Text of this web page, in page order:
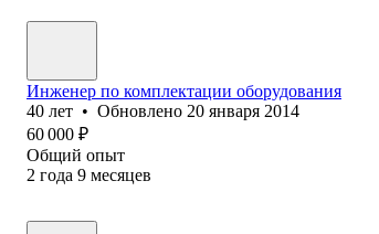
Инженер по комплектации оборудования
40 лет • Обновлено 20 января 2014
60 000 ₽
Общий опыт
2 года 9 месяцев